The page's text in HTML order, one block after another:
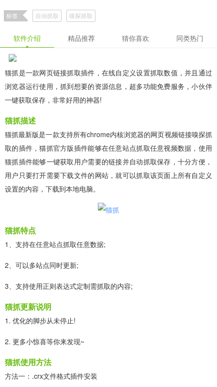
标签 自动抓取 嗅探抓取
软件介绍 精品推荐 猜你喜欢 同类热门
猫抓是一款网页链接抓取插件，在线自定义设置抓取数值，并且通过
浏览器运行使用，抓到想要的资源信息，超多功能免费服务，小伙伴
一键获取保存，非常好用的神器!
猫抓描述
猫抓最新版是一款支持所有chrome内核浏览器的网页视频链接嗅探抓
取的插件，猫抓官方版插件能够在任意站点抓取任意视频数据，使用
猫抓插件能够一键获取用户需要的链接并自动抓取保存，十分方便，
用户只要打开需要下载文件的网站，就可以抓取该页面上所有自定义
设置的内容，下载到本地电脑。
猫抓特点
1、支持在任意站点抓取任意数据;
2、可以多站点同时更新;
3、支持使用正则表达式定制需抓取的内容;
猫抓更新说明
1. 优化的脚步从未停止!
2. 更多小惊喜等你来发现~
猫抓使用方法
方法一：.crx文件格式插件安装